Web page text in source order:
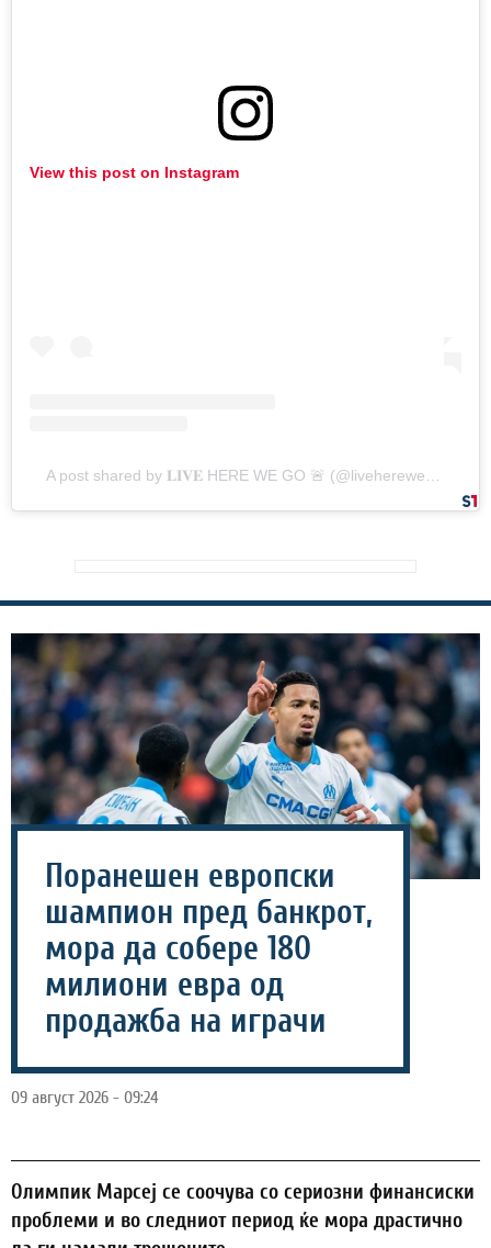
View this post on Instagram
Поранешен европски
шампион пред банкрот,
мора да собере 180
милиони евра од
продажба на играчи
09 август 2026 - 09:24
Олимпик Марсеј се соочува со сериозни финансиски
проблеми и во следниот период ќе мора драстично